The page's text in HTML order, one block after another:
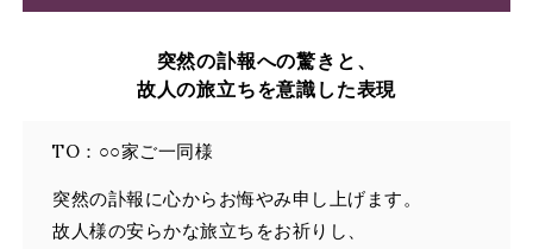
突然の訃報への驚きと、
故人の旅立ちを意識した表現
TO：○○家ご一同様
突然の訃報に心からお悔やみ申し上げます。
故人様の安らかな旅立ちをお祈りし、